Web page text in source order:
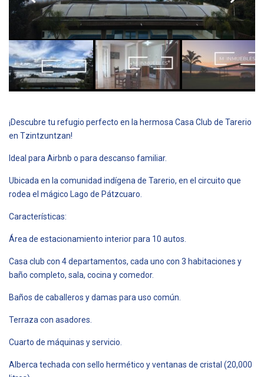
¡Descubre tu refugio perfecto en la hermosa Casa Club de Tarerio
en Tzintzuntzan!
Ideal para Airbnb o para descanso familiar.
Ubicada en la comunidad indígena de Tarerio, en el circuito que
rodea el mágico Lago de Pátzcuaro.
Características:
Área de estacionamiento interior para 10 autos.
Casa club con 4 departamentos, cada uno con 3 habitaciones y
baño completo, sala, cocina y comedor.
Baños de caballeros y damas para uso común.
Terraza con asadores.
Cuarto de máquinas y servicio.
Alberca techada con sello hermético y ventanas de cristal (20,000